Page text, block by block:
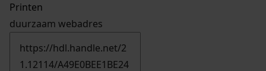
Printen
duurzaam webadres